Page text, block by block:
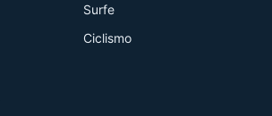
Surfe
Ciclismo